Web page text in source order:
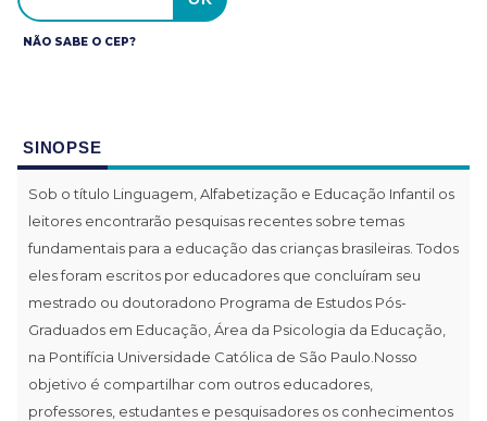
NÃO SABE O CEP?
SINOPSE
Sob o título Linguagem, Alfabetização e Educação Infantil os
leitores encontrarão pesquisas recentes sobre temas
fundamentais para a educação das crianças brasileiras. Todos
eles foram escritos por educadores que concluíram seu
mestrado ou doutoradono Programa de Estudos Pós-
Graduados em Educação, Área da Psicologia da Educação,
na Pontifícia Universidade Católica de São Paulo.Nosso
objetivo é compartilhar com outros educadores,
professores, estudantes e pesquisadores os conhecimentos